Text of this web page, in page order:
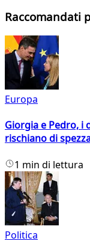
Raccomandati
Europa
Giorgia e Pedro, i
rischiano di
1 min di lettura
Politica